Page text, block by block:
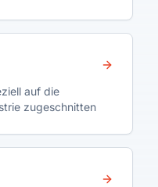
auf die
zugeschnitten